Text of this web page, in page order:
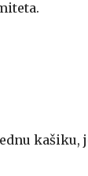
kašiku,